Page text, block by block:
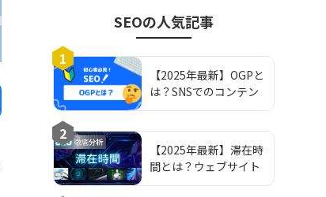
SEOの人気記事
1
【2025年最新】OGPと
は？SNSでのコンテン
ツシェアを最適化する
2
【2025年最新】滞在時
間とは？ウェブサイト
とアプリの滞在時間を